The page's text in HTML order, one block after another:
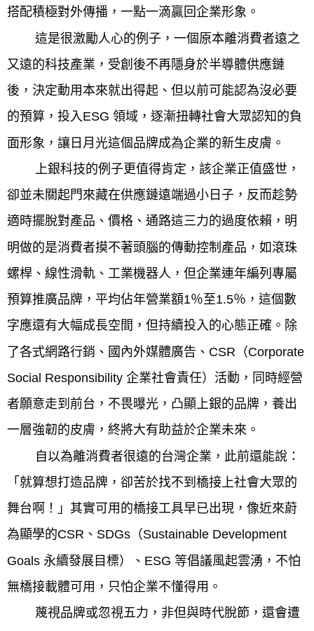
搭配積極對外傳播，一點一滴贏回企業形象。
又遠的科技產業，受創後不再隱身於半導體供應鏈
後，決定動用本來就出得起、但以前可能認為沒必要
的預算，投入ESG 領域，逐漸扭轉社會大眾認知的負
面形象，讓日月光這個品牌成為企業的新生皮膚。
卻並未關起門來藏在供應鏈遠端過小日子，反而趁勢
適時擺脫對產品、價格、通路這三力的過度依賴，明
明做的是消費者摸不著頭腦的傳動控制產品，如滾珠
螺桿、線性滑軌、工業機器人，但企業連年編列專屬
預算推廣品牌，平均佔年營業額1％至1.5％，這個數
字應還有大幅成長空間，但持續投入的心態正確。除
了各式網路行銷、國內外媒體廣告、CSR（Corporate
Social Responsibility 企業社會責任）活動，同時經營
者願意走到前台，不畏曝光，凸顯上銀的品牌，養出
一層強韌的皮膚，終將大有助益於企業未來。
「就算想打造品牌，卻苦於找不到橋接上社會大眾的
舞台啊！」其實可用的橋接工具早已出現，像近來蔚
為顯學的CSR、SDGs（Sustainable Development
Goals 永續發展目標）、ESG 等倡議風起雲湧，不怕
無橋接載體可用，只怕企業不懂得用。